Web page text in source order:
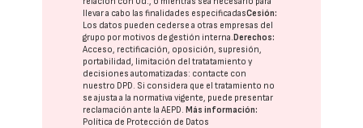
llevar a cabo las finalidades especificadasCesión:
Los datos pueden cederse a otras empresas del
grupo por motivos de gestión interna.Derechos:
Acceso, rectificación, oposición, supresión,
portabilidad, limitación del tratatamiento y
decisiones automatizadas: contacte con
nuestro DPD. Si considera que el tratamiento no
se ajusta a la normativa vigente, puede presentar
reclamación ante laAEPD.Más información:
Política de Protección de Datos